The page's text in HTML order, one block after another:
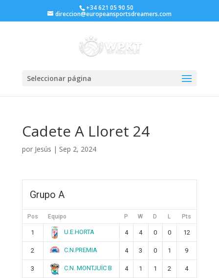
+34 621 05 90 50
direccion@europeansportsdreamers.com
Seleccionar página
Cadete A Lloret 24
por Jesús | Sep 2, 2024
Grupo A
Pos Equipo P W D L Pts
1 U.E.HORTA 4 4 0 0 12
2 C.N.PREMIA 4 3 0 1 9
3 C.N. MONTJUÏC B 4 1 1 2 4